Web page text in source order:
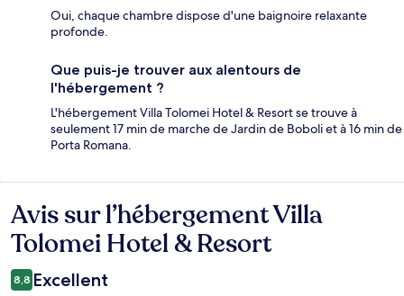
Oui, chaque chambre dispose d'une baignoire relaxante
profonde.
Que puis-je trouver aux alentours de
l'hébergement ?
L'hébergement Villa Tolomei Hotel & Resort se trouve à
seulement 17 min de marche de Jardin de Boboli et à 16 min de
Porta Romana.
Avis
Avis sur l’hébergement Villa
Tolomei Hotel & Resort
8,8 Excellent